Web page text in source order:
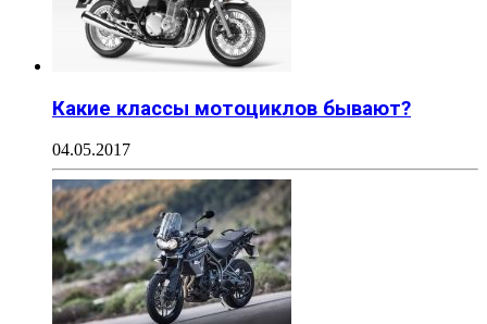
Какие классы мотоциклов бывают?
04.05.2017